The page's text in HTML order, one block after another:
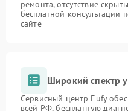
ремонта, отсутствие
бесплатной консультации
сайте
Широкий спектр
Сервисный центр Eufy
всей РФ, бесплатную